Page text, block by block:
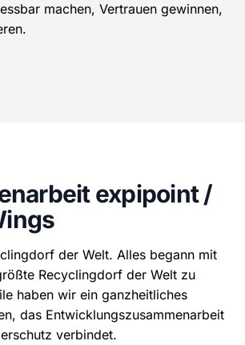
machen, Vertrauen gewinnen,
expipoint /
der Welt. Alles begann mit
Recyclingdorf der Welt zu
haben wir ein ganzheitliches
das Entwicklungszusammenarbeit
verbindet.